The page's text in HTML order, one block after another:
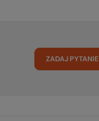
ZADAJ PYTANIE